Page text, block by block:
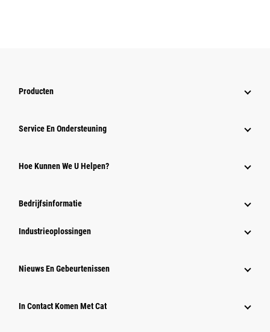
Producten
Service En Ondersteuning
Hoe Kunnen We U Helpen?
Bedrijfsinformatie
Industrieoplossingen
Nieuws En Gebeurtenissen
In Contact Komen Met Cat